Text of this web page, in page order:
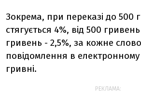
Зокрема, при переказі до 500
стягується 4%, від 500
гривень - 2,5%, за кожне
повідомлення в електронному
гривні.
РЕКЛАМА: